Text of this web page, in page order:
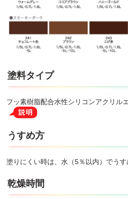
塗料タイプ
フッ素樹脂配合水性シリコンアクリル
うすめ方
塗りにくい時は、水（5％以内）でうす
乾燥時間